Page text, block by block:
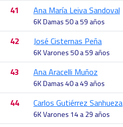
41 Ana María Leiva Sandoval
6K Damas 50 a 59 años
42 José Cisternas Peña
6K Varones 50 a 59 años
43 Ana Aracelli Muñoz
6K Damas 40 a 49 años
44 Carlos Gutiérrez Sanhueza
6K Varones 14 a 29 años